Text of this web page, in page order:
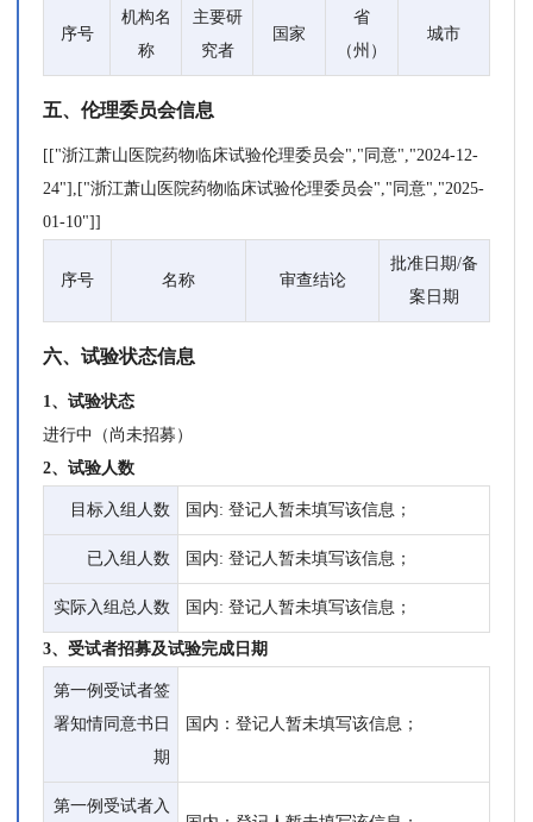
序号
机构名
称
主要研
究者
国家
省
（州）
城市
五、伦理委员会信息
[["浙江萧山医院药物临床试验伦理委员会","同意","2024-12-
24"],["浙江萧山医院药物临床试验伦理委员会","同意","2025-
01-10"]]
序号 名称 审查结论
批准日期/备
案日期
六、试验状态信息
1、试验状态
进行中（尚未招募）
2、试验人数
目标入组人数 国内: 登记人暂未填写该信息；
已入组人数 国内: 登记人暂未填写该信息；
实际入组总人数 国内: 登记人暂未填写该信息；
3、受试者招募及试验完成日期
第一例受试者签
署知情同意书日
期
国内：登记人暂未填写该信息；
第一例受试者入